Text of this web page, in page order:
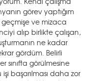
görev yaptığım
ve mizaca
alıp birlikte çalışan,
ne kadar
gördüm. Belirli
sınıfta görülmesine
başarılması daha zor